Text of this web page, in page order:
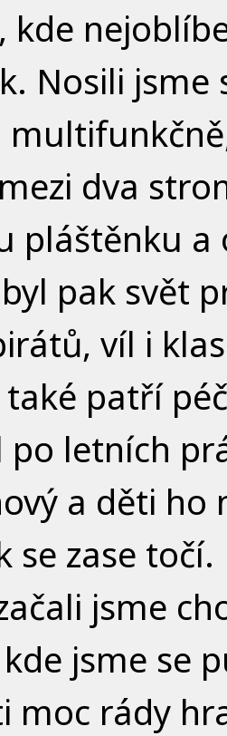
kde
Nosili
dva
pláštěnku a
pak svět
víl i
patří
po letních
a děti ho
se zase
jsme
jsme se
moc rády